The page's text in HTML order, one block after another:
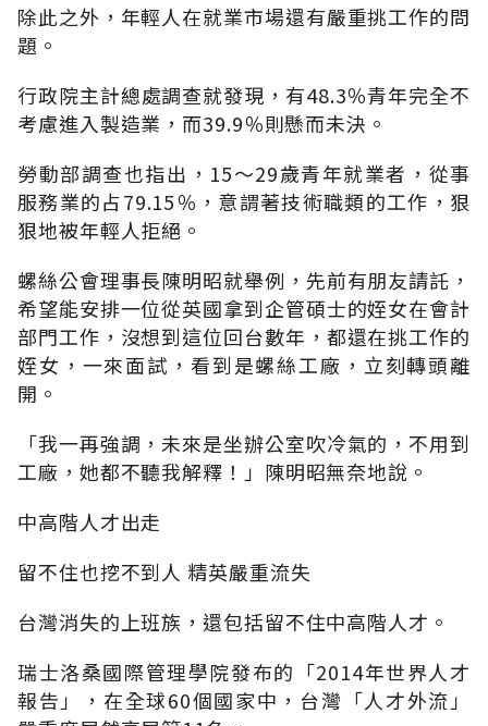
除此之外，年輕人在就業市場還有嚴重挑工作的問
題。
行政院主計總處調查就發現，有48.3％青年完全不
考慮進入製造業，而39.9％則懸而未決。
勞動部調查也指出，15～29歲青年就業者，從事
服務業的占79.15％，意謂著技術職類的工作，狠
狠地被年輕人拒絕。
螺絲公會理事長陳明昭就舉例，先前有朋友請託，
希望能安排一位從英國拿到企管碩士的姪女在會計
部門工作，沒想到這位回台數年，都還在挑工作的
姪女，一來面試，看到是螺絲工廠，立刻轉頭離
開。
「我一再強調，未來是坐辦公室吹冷氣的，不用到
工廠，她都不聽我解釋！」陳明昭無奈地說。
中高階人才出走
留不住也挖不到人 精英嚴重流失
台灣消失的上班族，還包括留不住中高階人才。
瑞士洛桑國際管理學院發布的「2014年世界人才
報告」，在全球60個國家中，台灣「人才外流」